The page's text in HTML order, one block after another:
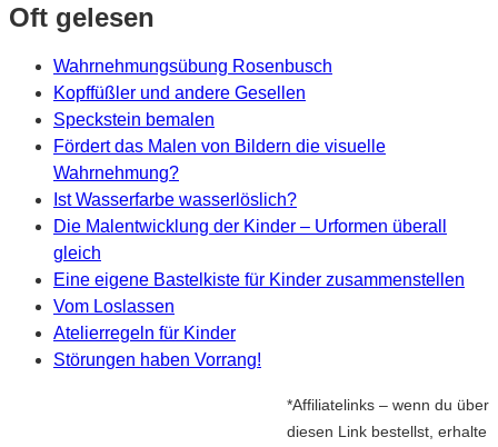
Oft gelesen
Wahrnehmungsübung Rosenbusch
Kopffüßler und andere Gesellen
Speckstein bemalen
Fördert das Malen von Bildern die visuelle
Wahrnehmung?
Ist Wasserfarbe wasserlöslich?
Die Malentwicklung der Kinder – Urformen überall
gleich
Eine eigene Bastelkiste für Kinder zusammenstellen
Vom Loslassen
Atelierregeln für Kinder
Störungen haben Vorrang!
*Affiliatelinks – wenn du über
diesen Link bestellst, erhalte